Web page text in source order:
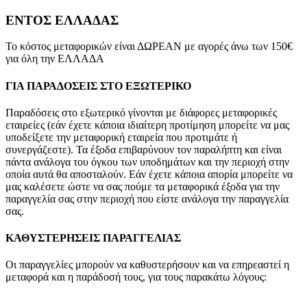
ΕΝΤΟΣ ΕΛΛΑΔΑΣ
Το κόστος μεταφορικών είναι ΔΩΡΕΑΝ με αγορές άνω των 150€
για όλη την ΕΛΛΑΔΑ
ΓΙΑ ΠΑΡΑΔΟΣΕΙΣ ΣΤΟ ΕΞΩΤΕΡΙΚΟ
Παραδόσεις στο εξωτερικό γίνονται με διάφορες μεταφορικές
εταιρείες (εάν έχετε κάποια ιδιαίτερη προτίμηση μπορείτε να μας
υποδείξετε την μεταφορική εταιρεία που προτιμάτε ή
συνεργάζεστε). Τα έξοδα επιβαρύνουν τον παραλήπτη και είναι
πάντα ανάλογα του όγκου των υποδημάτων και την περιοχή στην
οποία αυτά θα αποσταλούν. Εάν έχετε κάποια απορία μπορείτε να
μας καλέσετε ώστε να σας πούμε τα μεταφορικά έξοδα για την
παραγγελία σας στην περιοχή που είστε ανάλογα την παραγγελία
σας.
ΚΑΘΥΣΤΕΡΗΣΕΙΣ ΠΑΡΑΓΓΕΛΙΑΣ
Οι παραγγελίες μπορούν να καθυστερήσουν και να επηρεαστεί η
μεταφορά και η παράδοσή τους, για τους παρακάτω λόγους: